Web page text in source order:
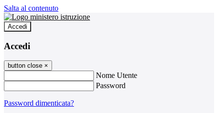
Salta al contenuto
Accedi
Accedi
button close ×
Nome Utente
Password
Password dimenticata?